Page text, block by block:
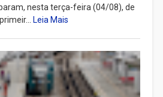
nesta terça-feira (04/08), de
Leia Mais